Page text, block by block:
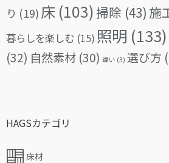
り (19) 床 (103)掃除 (43) 施
暮らしを楽しむ (15) 照明 (133)
(32) 自然素材 (30) 違い (3) 選び方
HAGSカテゴリ
床材